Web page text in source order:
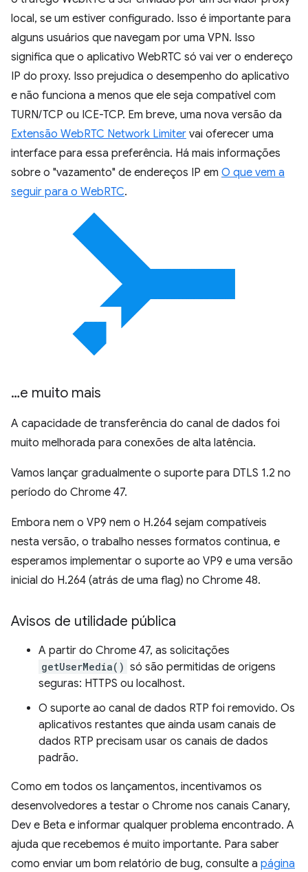
local, se um estiver configurado. Isso é importante para
alguns usuários que navegam por uma VPN. Isso
significa que o aplicativo WebRTC só vai ver o endereço
IP do proxy. Isso prejudica o desempenho do aplicativo
e não funciona a menos que ele seja compatível com
TURN/TCP ou ICE-TCP. Em breve, uma nova versão da
Extensão WebRTC Network Limiter vai oferecer uma
interface para essa preferência. Há mais informações
sobre o "vazamento" de endereços IP em O que vem a
seguir para o WebRTC.
…e muito mais
A capacidade de transferência do canal de dados foi
muito melhorada para conexões de alta latência.
Vamos lançar gradualmente o suporte para DTLS 1.2 no
período do Chrome 47.
Embora nem o VP9 nem o H.264 sejam compatíveis
nesta versão, o trabalho nesses formatos continua, e
esperamos implementar o suporte ao VP9 e uma versão
inicial do H.264 (atrás de uma flag) no Chrome 48.
Avisos de utilidade pública
A partir do Chrome 47, as solicitações
getUserMedia() só são permitidas de origens
seguras: HTTPS ou localhost.
O suporte ao canal de dados RTP foi removido. Os
aplicativos restantes que ainda usam canais de
dados RTP precisam usar os canais de dados
padrão.
Como em todos os lançamentos, incentivamos os
desenvolvedores a testar o Chrome nos canais Canary,
Dev e Beta e informar qualquer problema encontrado. A
ajuda que recebemos é muito importante. Para saber
como enviar um bom relatório de bug, consulte a página